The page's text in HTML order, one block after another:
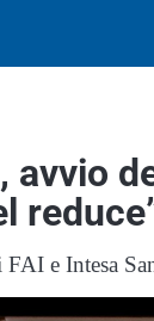
avvio
e Intesa